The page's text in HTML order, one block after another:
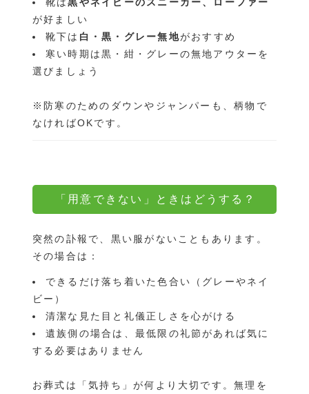
が好ましい
靴下は 白・黒・グレー無地がおすすめ
寒い時期は黒・紺・グレーの無地アウターを
選びましょう
※防寒のためのダウンやジャンパーも、柄物で
なければOKです。
「用意できない」ときはどうする？
突然の訃報で、黒い服がないこともあります。
その場合は：
できるだけ落ち着いた色合い（グレーやネイ
ビー）
清潔な見た目と礼儀正しさを心がける
遺族側の場合は、最低限の礼節があれば気に
する必要はありません
お葬式は「気持ち」が何より大切です。無理を